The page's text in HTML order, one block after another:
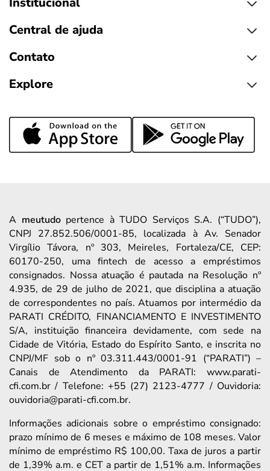
Central de ajuda
Contato
Explore
A meutudopertence à TUDO Serviços S.A. (“TUDO”),
CNPJ 27.852.506/0001-85, localizada à Av. Senador
Virgílio Távora, nº 303, Meireles, Fortaleza/CE, CEP:
60170-250, uma fintech de acesso a empréstimos
consignados. Nossa atuação é pautada na Resolução nº
4.935, de 29 de julho de 2021, que disciplina a atuação
de correspondentes no país. Atuamos por intermédio da
PARATI CRÉDITO, FINANCIAMENTO E INVESTIMENTO
S/A, instituição financeira devidamente, com sede na
Cidade de Vitória, Estado do Espírito Santo, e inscrita no
CNPJ/MF sob o nº 03.311.443/0001-91 (“PARATI”) –
Canais de Atendimento da PARATI: www.parati-
cfi.com.br / Telefone: +55 (27) 2123-4777 / Ouvidoria:
ouvidoria@parati-cfi.com.br.
Informações adicionais sobre o empréstimo consignado:
prazo mínimo de 6 meses e máximo de 108 meses. Valor
mínimo de empréstimo R$ 100,00. Taxa de juros a partir
de 1,39% a.m. e CET a partir de 1,51% a.m. Informações